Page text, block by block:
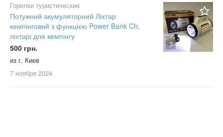
7
Горелки туристические
Потужний акумуляторний Ліхтар
кемпінговий з функцією Power Bank Ch,
ліхтарі для кемпінгу
500 грн.
из г. Киев
7 ноября 2024